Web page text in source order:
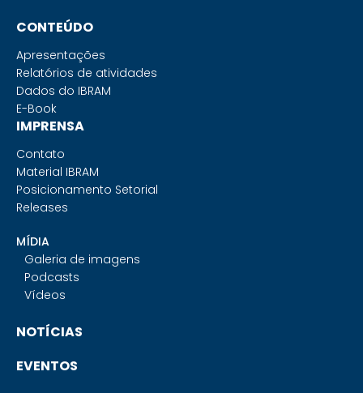
CONTEÚDO
Apresentações
Relatórios de atividades
Dados do IBRAM
E-Book
IMPRENSA
Contato
Material IBRAM
Posicionamento Setorial
Releases
MÍDIA
Galeria de imagens
Podcasts
Vídeos
NOTÍCIAS
EVENTOS